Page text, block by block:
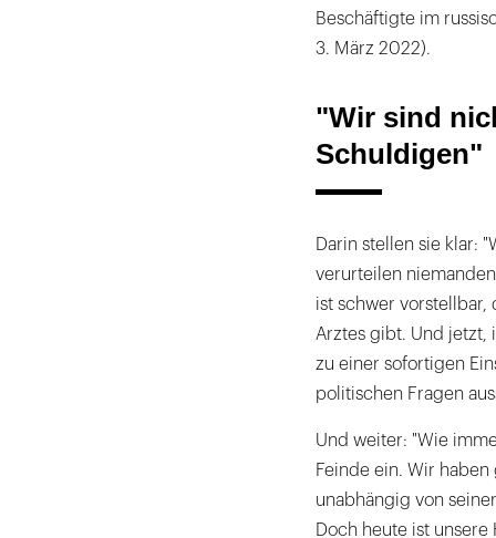
Beschäftigte im
3. März 2022).
"Wir sind
Schuldigen"
Darin stellen sie klar:
verurteilen
ist schwer vorstellbar,
Arztes gibt. Und jetzt,
zu einer sofortigen
politischen Fragen
Und weiter: "Wie
Feinde ein. Wir
unabhängig von
Doch heute ist